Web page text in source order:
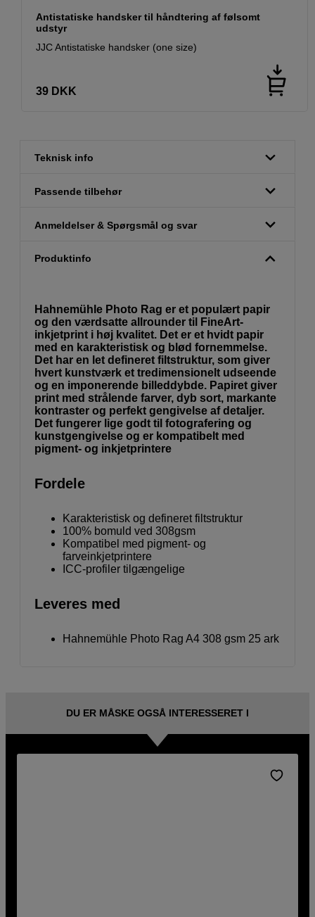
Antistatiske handsker til håndtering af følsomt
udstyr
JJC Antistatiske handsker (one size)
39 DKK
Teknisk info
Passende tilbehør
Anmeldelser & Spørgsmål og svar
Produktinfo
Hahnemühle Photo Rag er et populært papir
og den værdsatte allrounder til FineArt-
inkjetprint i høj kvalitet. Det er et hvidt papir
med en karakteristisk og blød fornemmelse.
Det har en let defineret filtstruktur, som giver
hvert kunstværk et tredimensionelt udseende
og en imponerende billeddybde. Papiret giver
print med strålende farver, dyb sort, markante
kontraster og perfekt gengivelse af detaljer.
Det fungerer lige godt til fotografering og
kunstgengivelse og er kompatibelt med
pigment- og inkjetprintere
Fordele
Karakteristisk og defineret filtstruktur
100% bomuld ved 308gsm
Kompatibel med pigment- og
farveinkjetprintere
ICC-profiler tilgængelige
Leveres med
Hahnemühle Photo Rag A4 308 gsm 25 ark
DU ER MÅSKE OGSÅ INTERESSERET I